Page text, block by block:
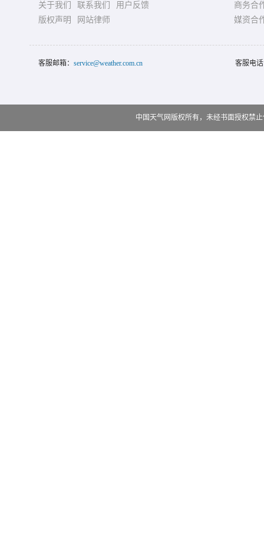
关于我们 联系我们
用户反馈
版权声明
网站律师
商务合
媒资合
客服邮箱： service@weather.com.cn 客服电
中国天气网版权所有，未经书面授权